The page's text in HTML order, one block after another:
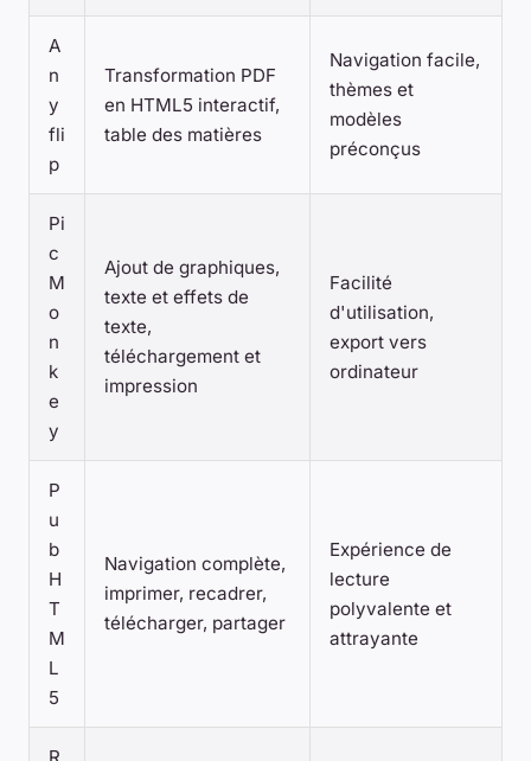
A
n
y
fli
p
Transformation PDF
en HTML5 interactif,
table des matières
Navigation facile,
thèmes et
modèles
préconçus
Pi
c
M
o
n
k
e
y
Ajout de graphiques,
texte et effets de
texte,
téléchargement et
impression
Facilité
d'utilisation,
export vers
ordinateur
P
u
b
H
T
M
L
5
Navigation complète,
imprimer, recadrer,
télécharger, partager
Expérience de
lecture
polyvalente et
attrayante